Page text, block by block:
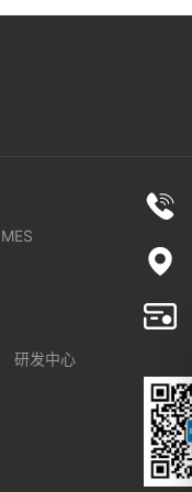
MES
研发中心